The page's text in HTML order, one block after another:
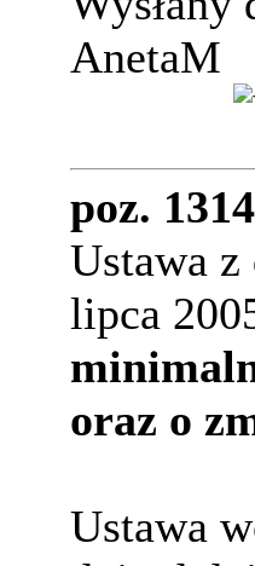
AnetaM
poz. 1314
Ustawa z
lipca
oraz o
Ustawa